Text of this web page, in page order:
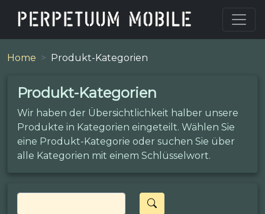
Home Produkt-Kategorien
Produkt-Kategorien
Wir haben der Übersichtlichkeit halber unsere
Produkte in Kategorien eingeteilt. Wählen Sie
eine Produkt-Kategorie oder suchen Sie über
alle Kategorien mit einem Schlüsselwort.